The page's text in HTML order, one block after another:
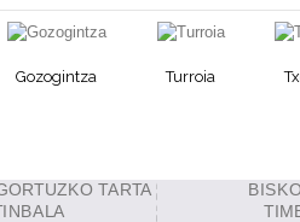
Gozogintza Turroia